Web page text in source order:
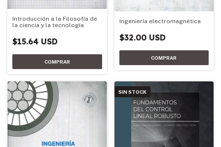
Introducción a la Filosofía de
la ciencia y la tecnología
$15.64 USD
Ingeniería electromagnética
$32.00 USD
SIN STOCK